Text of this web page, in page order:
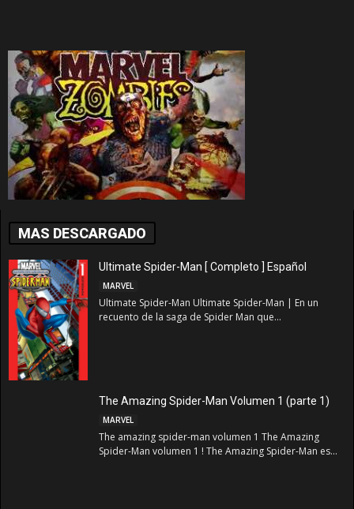
MAS DESCARGADO
Ultimate Spider-Man [ Completo ] Español
MARVEL
Ultimate Spider-Man Ultimate Spider-Man | En un
recuento de la saga de Spider Man que...
The Amazing Spider-Man Volumen 1 (parte 1)
MARVEL
The amazing spider-man volumen 1 The Amazing
Spider-Man volumen 1 ! The Amazing Spider-Man es...